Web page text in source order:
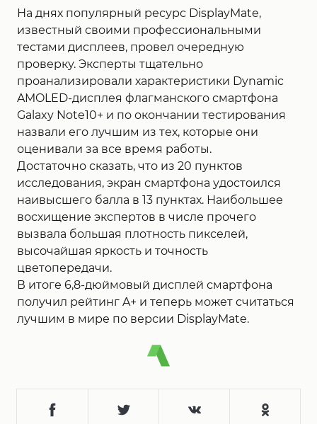
На днях популярный ресурс DisplayMate,
известный своими профессиональными
тестами дисплеев, провел очередную
проверку. Эксперты тщательно
проанализировали характеристики Dynamic
AMOLED-дисплея флагманского смартфона
Galaxy Note10+ и по окончании тестирования
назвали его лучшим из тех, которые они
оценивали за все время работы.
Достаточно сказать, что из 20 пунктов
исследования, экран смартфона удостоился
наивысшего балла в 13 пунктах. Наибольшее
восхищение экспертов в числе прочего
вызвала большая плотность пикселей,
высочайшая яркость и точность
цветопередачи.
В итоге 6,8-дюймовый дисплей смартфона
получил рейтинг A+ и теперь может считаться
лучшим в мире по версии DisplayMate.